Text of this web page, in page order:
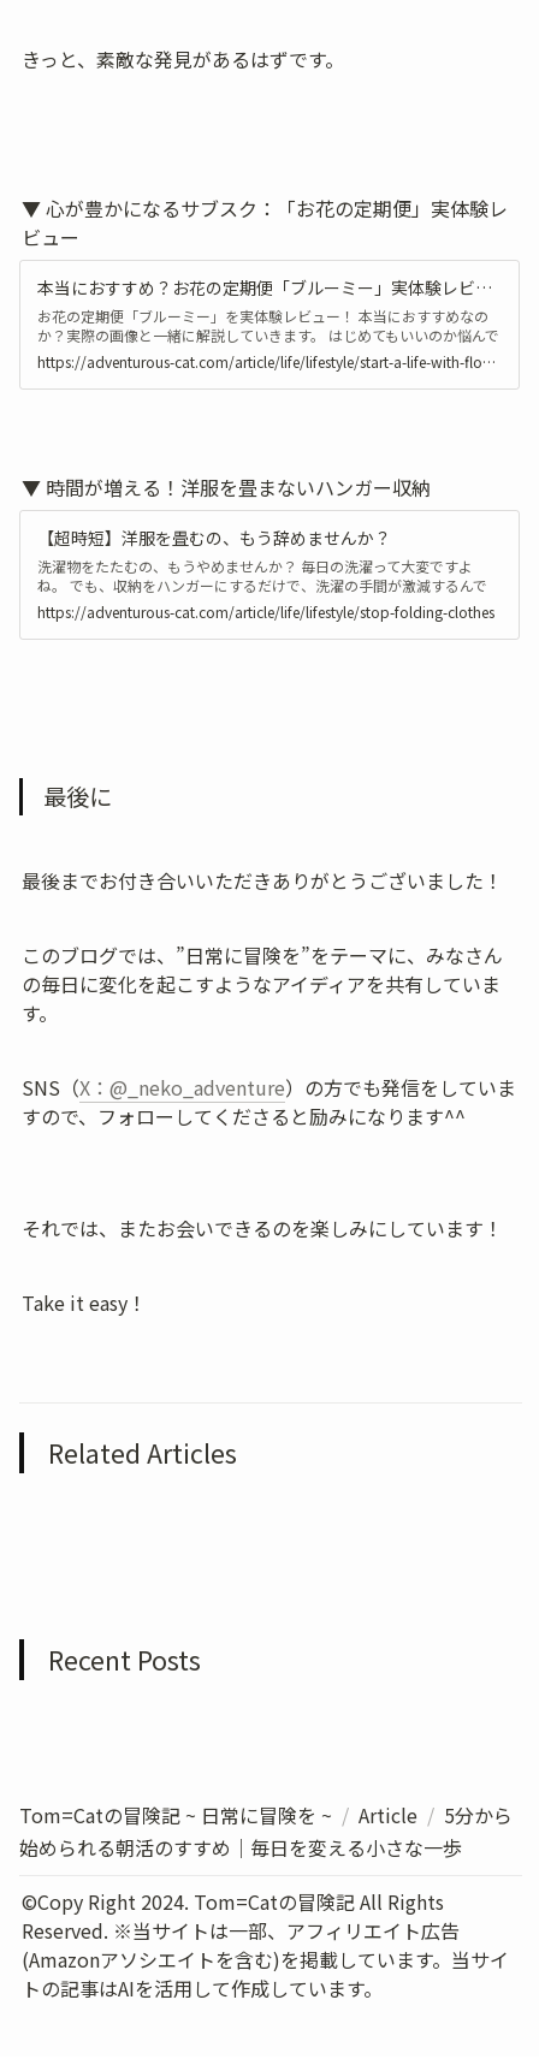
きっと、素敵な発見があるはずです。
▼ 心が豊かになるサブスク：「お花の定期便」実体験レ
ビュー
本当におすすめ？お花の定期便「ブルーミー」実体験レビュー（bloomee）
お花の定期便「ブルーミー」を実体験レビュー！ 本当におすすめなの
か？実際の画像と一緒に解説していきます。 はじめてもいいのか悩んで
いるかた必見です^^
https://adventurous-cat.com/article/life/lifestyle/start-a-life-with-flower-subscription
▼ 時間が増える！洋服を畳まないハンガー収納
【超時短】洋服を畳むの、もう辞めませんか？
洗濯物をたたむの、もうやめませんか？ 毎日の洗濯って大変ですよ
ね。 でも、収納をハンガーにするだけで、洗濯の手間が激減するんで
す。 意外と思い当たらない、ハンガーのメリットまでご紹介します^^
https://adventurous-cat.com/article/life/lifestyle/stop-folding-clothes
最後に
最後までお付き合いいただきありがとうございました！
このブログでは、”日常に冒険を”をテーマに、みなさん
の毎日に変化を起こすようなアイディアを共有していま
す。
SNS（X：@_neko_adventure）の方でも発信をしていま
すので、フォローしてくださると励みになります^^
それでは、またお会いできるのを楽しみにしています！
Take it easy！
Related Articles
Recent Posts
Tom=Catの冒険記 ~ 日常に冒険を ~ / Article / 5分から
始められる朝活のすすめ｜毎日を変える小さな一歩
©Copy Right 2024. Tom=Catの冒険記 All Rights
Reserved. ※当サイトは一部、アフィリエイト広告
(Amazonアソシエイトを含む)を掲載しています。当サイ
トの記事はAIを活用して作成しています。